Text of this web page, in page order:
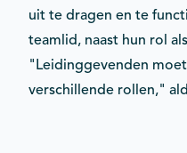
uit te dragen en te
teamlid, naast hun rol
"Leidinggevenden
verschillende rollen,"